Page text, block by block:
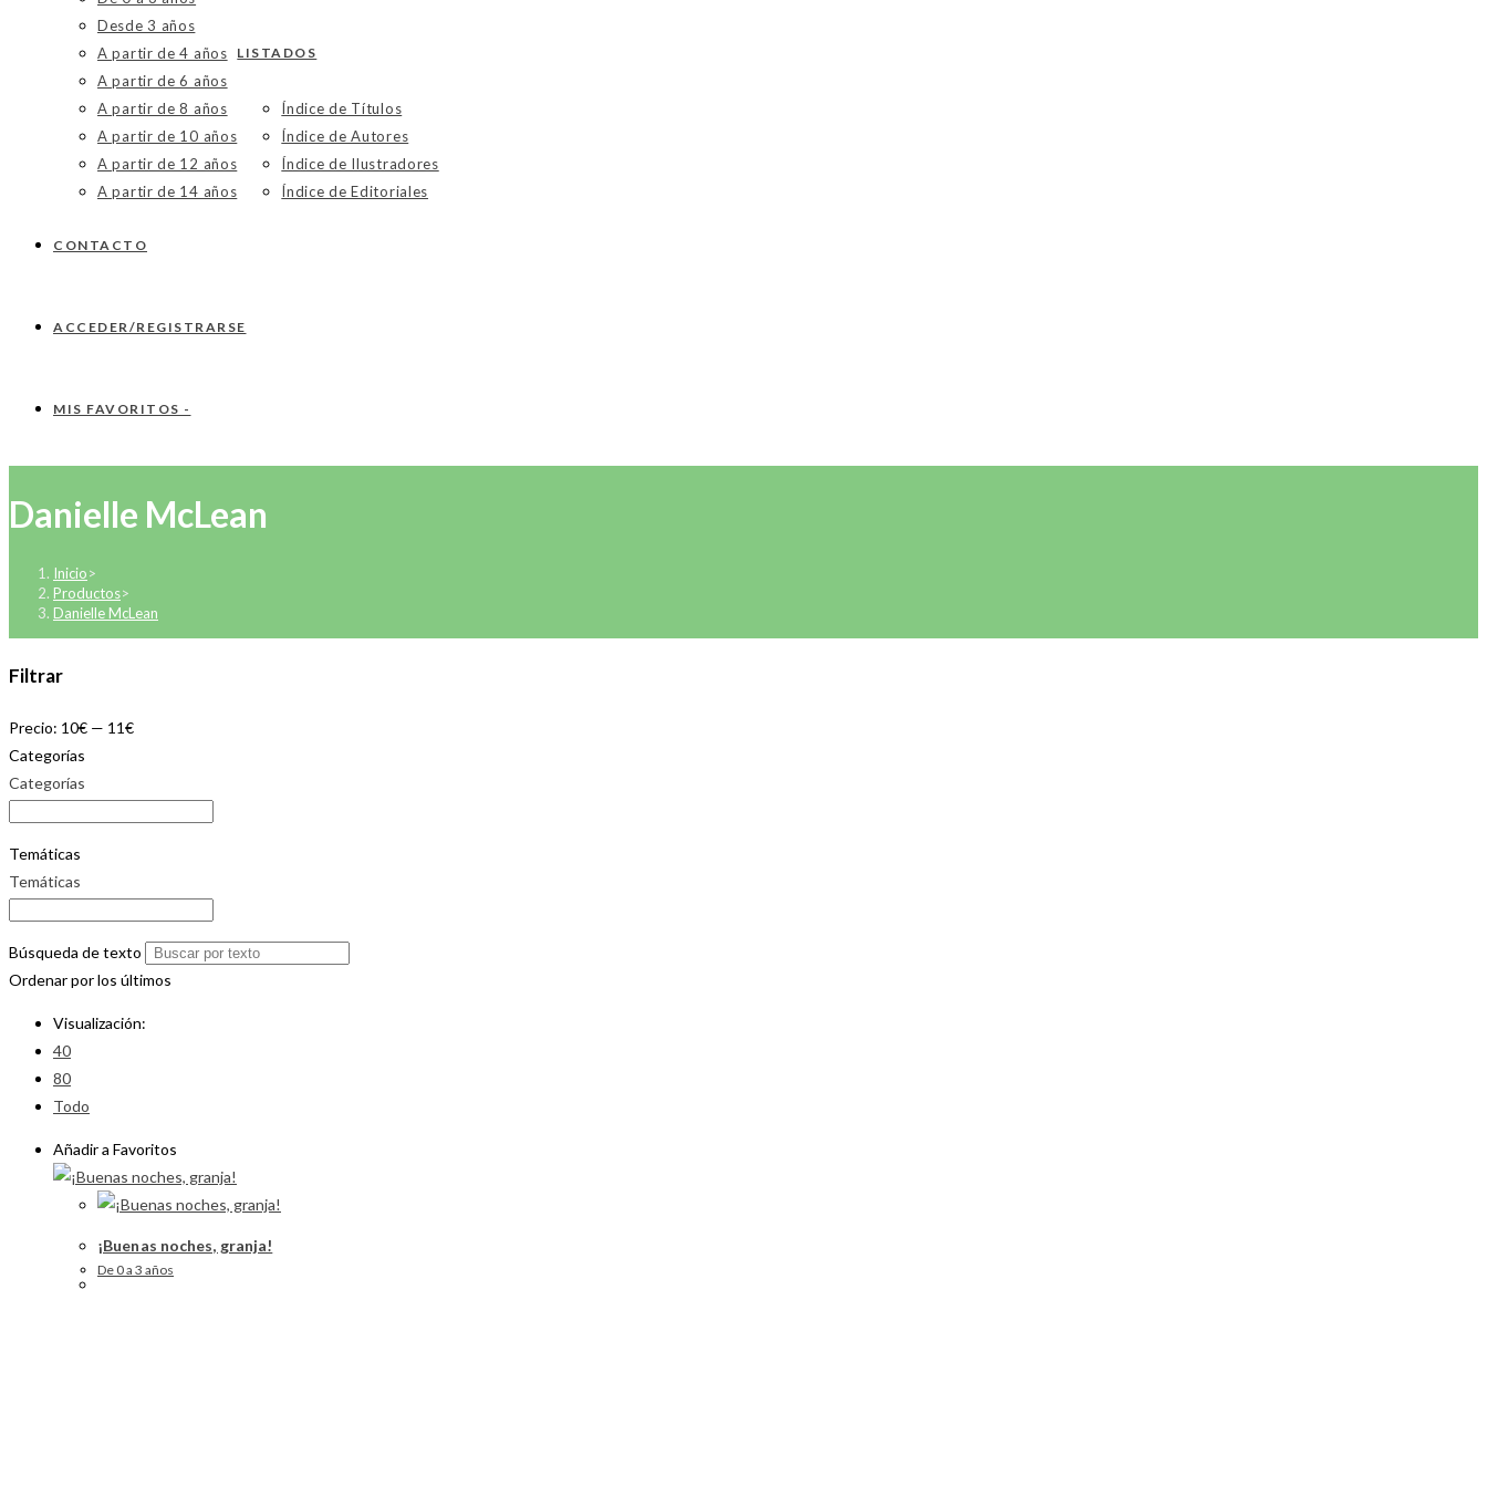
Desde 3 años
A partir de 4 años
A partir de 6 años
A partir de 8 años
A partir de 10 años
A partir de 12 años
A partir de 14 años
LISTADOS
Índice de Títulos
Índice de Autores
Índice de Ilustradores
Índice de Editoriales
CONTACTO
ACCEDER/REGISTRARSE
MIS FAVORITOS -
Danielle McLean
Inicio>
Productos>
Danielle McLean
Filtrar
Precio: 10€ — 11€
Categorías
Categorías
Temáticas
Temáticas
Búsqueda de texto
Ordenar por los últimos
Visualización:
40
80
Todo
Añadir a Favoritos
¡Buenas noches, granja!
De 0 a 3 años